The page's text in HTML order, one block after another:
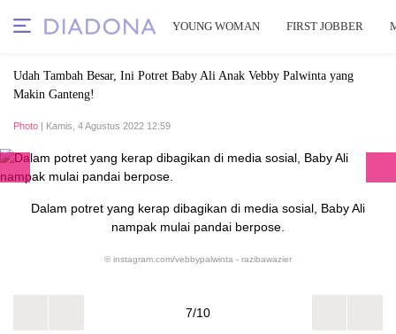
YOUNG WOMAN FIRST JOBBER
Udah Tambah Besar, Ini Potret Baby Ali Anak Vebby Palwinta yang
Makin Ganteng!
Photo | Kamis, 4 Agustus 2022 12:59
Dalam potret yang kerap dibagikan di media sosial, Baby Ali
nampak mulai pandai berpose.
© instagram.com/vebbypalwinta - razibawazier
7/10